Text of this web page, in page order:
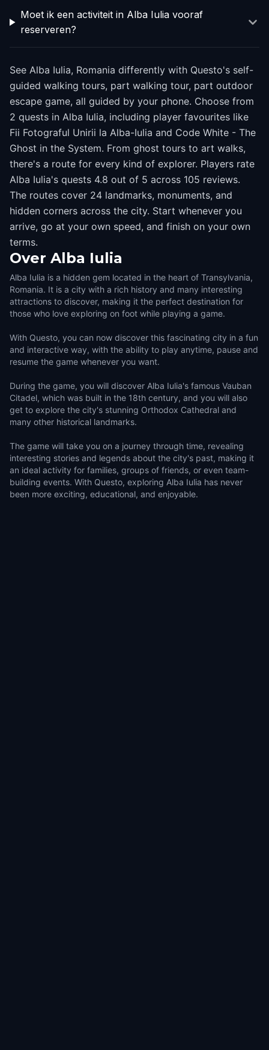
Moet ik een activiteit in Alba Iulia vooraf
reserveren?
See Alba Iulia, Romania differently with Questo's self-
guided walking tours, part walking tour, part outdoor
escape game, all guided by your phone. Choose from
2 quests in Alba Iulia, including player favourites like
Fii Fotograful Unirii la Alba-Iulia and Code White - The
Ghost in the System. From ghost tours to art walks,
there's a route for every kind of explorer. Players rate
Alba Iulia's quests 4.8 out of 5 across 105 reviews.
The routes cover 24 landmarks, monuments, and
hidden corners across the city. Start whenever you
arrive, go at your own speed, and finish on your own
terms.
Over Alba Iulia
Alba Iulia is a hidden gem located in the heart of Transylvania,
Romania. It is a city with a rich history and many interesting
attractions to discover, making it the perfect destination for
those who love exploring on foot while playing a game.
With Questo, you can now discover this fascinating city in a fun
and interactive way, with the ability to play anytime, pause and
resume the game whenever you want.
During the game, you will discover Alba Iulia's famous Vauban
Citadel, which was built in the 18th century, and you will also
get to explore the city's stunning Orthodox Cathedral and
many other historical landmarks.
The game will take you on a journey through time, revealing
interesting stories and legends about the city's past, making it
an ideal activity for families, groups of friends, or even team-
building events. With Questo, exploring Alba Iulia has never
been more exciting, educational, and enjoyable.